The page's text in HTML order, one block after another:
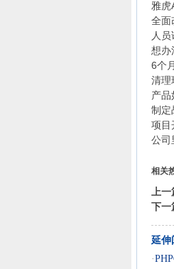
雅虎
全面
人
想办
6个
清理
产品
制定
项目
公司
相关
上
下一
延伸
·